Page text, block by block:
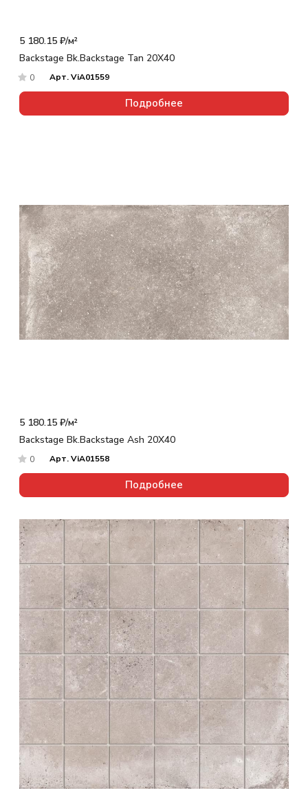
5 180.15 ₽/м²
Backstage Bk.Backstage Tan 20X40
0 Арт.ViA01559
Подробнее
5 180.15 ₽/м²
Backstage Bk.Backstage Ash 20X40
0 Арт.ViA01558
Подробнее